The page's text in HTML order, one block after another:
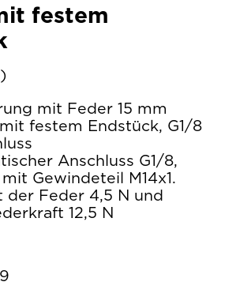
festem
mit Feder 15 mm
festem Endstück, G1/8
Anschluss G1/8,
Gewindeteil M14x1.
der Feder 4,5 N und
12,5 N